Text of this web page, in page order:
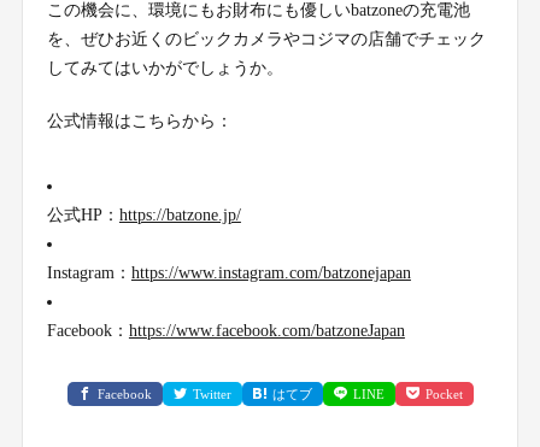
この機会に、環境にもお財布にも優しいbatzoneの充電池
を、ぜひお近くのビックカメラやコジマの店舗でチェック
してみてはいかがでしょうか。
公式情報はこちらから：
公式HP： https://batzone.jp/
Instagram： https://www.instagram.com/batzonejapan
Facebook： https://www.facebook.com/batzoneJapan
Facebook Twitter はてブ LINE Pocket